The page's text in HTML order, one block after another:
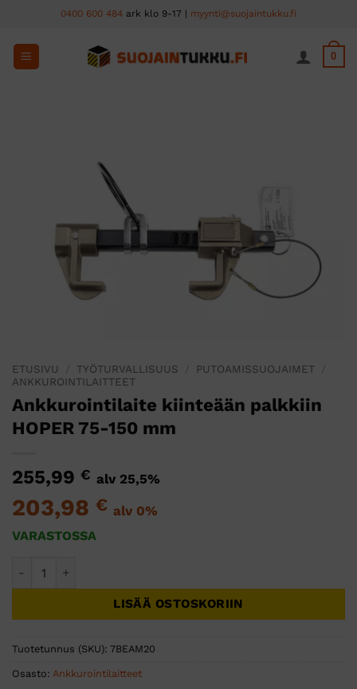
content
0400 600 484 ark klo 9-17 | myynti@suojaintukku.fi
0
ETUSIVU TYÖTURVALLISUUS PUTOAMISSUOJAIMET
ANKKUROINTILAITTEET
Ankkurointilaite kiinteään palkkiin
HOPER 75-150 mm
255,99 € alv 25,5%
203,98 € alv 0%
VARASTOSSA
LISÄÄ OSTOSKORIIN
Tuotetunnus (SKU): 7BEAM20
Osasto: Ankkurointilaitteet